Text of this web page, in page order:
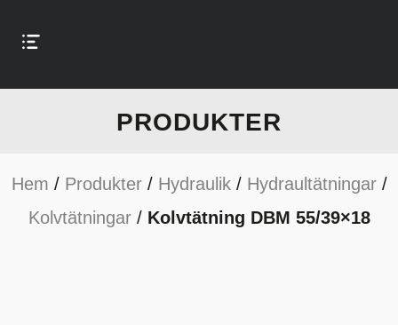
PRODUKTER
Hem / Produkter/ Hydraulik/ Hydraultätningar/
Kolvtätningar/ Kolvtätning DBM 55/39×18